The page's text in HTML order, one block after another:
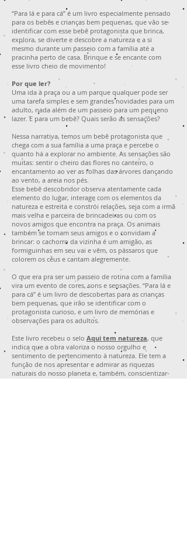
“Para lá e para cá” é um livro especialmente pensado
para os bebês e crianças bem pequenas, que vão se
identificar com esse bebê protagonista que brinca,
explora, se diverte e descobre a natureza e a si
mesmo durante um passeio com a família até a
pracinha perto de casa. Brinque e se encante com
esse livro cheio de movimento!
Por que ler?
Uma ida à praça ou a um parque qualquer pode ser
uma tarefa simples e sem grandes novidades para um
adulto, nada além de um passeio para um pequeno
lazer. E para um bebê? Quais serão as sensações?
Nessa narrativa, temos um bebê protagonista que
chega com a sua família a uma praça e percebe o
quanto há a explorar no ambiente. As sensações são
muitas: sentir o cheiro das flores no canteiro, o
encantamento ao ver as folhas das árvores dançando
ao vento, a areia nos pés.
Esse bebê descobridor observa atentamente cada
elemento do lugar, interage com os elementos da
natureza e estreita e constrói relações, seja com a irmã
mais velha e parceira de brincadeiras ou com os
novos amigos que encontra na praça. Os animais
também se tornam seus amigos e o convidam a
brincar: o cachorro da vizinha é um amigão, as
formiguinhas em seu vai e vêm, os pássaros que
colorem os céus e cantam alegremente.
O que era pra ser um passeio de rotina com a família
vira um evento de cores, sons e sensações. “Para lá e
para cá” é um livro de descobertas para as crianças
bem pequenas, que irão se identificar com o
protagonista curioso, e um livro de memórias e
observações para os adultos.
Este livro recebeu o selo Aqui tem natureza, que
indica que a obra valoriza o nosso orgulho e
sentimento de pertencimento à natureza. Ele tem a
função de nos apresentar e admirar as riquezas
naturais do nosso planeta e, também, conscientizar